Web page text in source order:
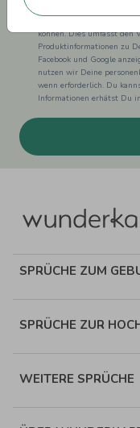
können. Dies umfasst den
Produktinformationen zu
Facebook und Google
nutzen wir Deine
wenn erforderlich. Du
Informationen erhätst Du
SPRÜCHE ZUM
SPRÜCHE ZUR
WEITERE SPRÜCHE